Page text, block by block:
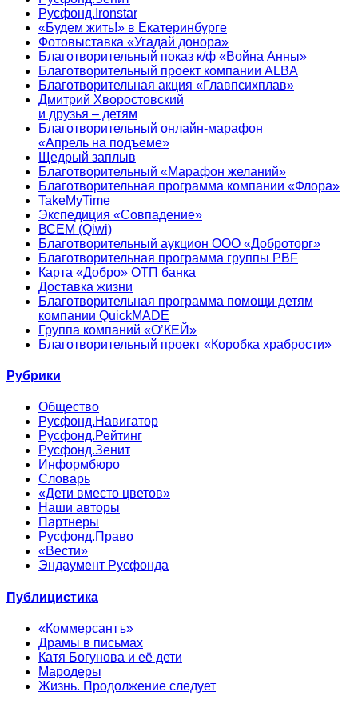
Русфонд.Ironstar
«Будем жить!» в Екатеринбурге
Фотовыставка «Угадай донора»
Благотворительный показ к/ф «Война Анны»
Благотворительный проект компании ALBA
Благотворительная акция «Главпсихплав»
Дмитрий Хворостовский
и друзья – детям
Благотворительный онлайн‑марафон
«Апрель на подъеме»
Щедрый заплыв
Благотворительный «Марафон желаний»
Благотворительная программа компании «Флора»
TakeMyTime
Экспедиция «Совпадение»
ВСЕМ (Qiwi)
Благотворительный аукцион ООО «Доброторг»
Благотворительная программа группы PBF
Карта «Добро» ОТП банка
Доставка жизни
Благотворительная программа помощи детям
компании QuickMADE
Группа компаний «О’КЕЙ»
Благотворительный проект «Коробка храбрости»
Рубрики
Общество
Русфонд.Навигатор
Русфонд.Рейтинг
Русфонд.Зенит
Информбюро
Словарь
«Дети вместо цветов»
Наши авторы
Партнеры
Русфонд.Право
«Вести»
Эндаумент Русфонда
Публицистика
«Коммерсантъ»
Драмы в письмах
Катя Богунова и её дети
Мародеры
Жизнь. Продолжение следует